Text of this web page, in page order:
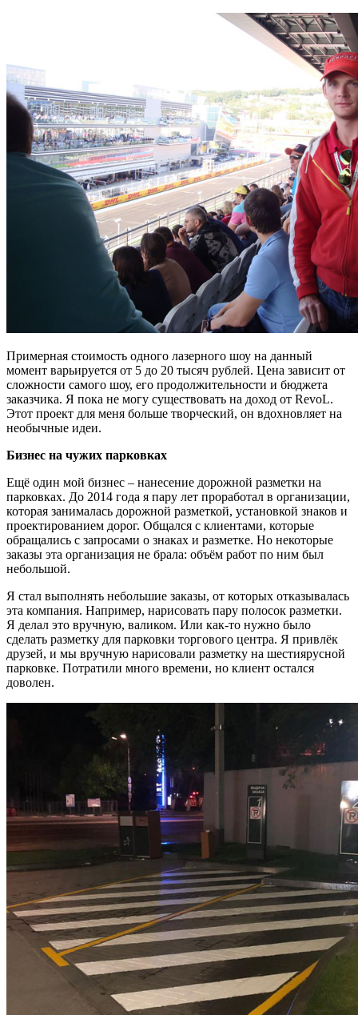
Примерная стоимость одного лазерного шоу на данный
момент варьируется от 5 до 20 тысяч рублей. Цена зависит от
сложности самого шоу, его продолжительности и бюджета
заказчика. Я пока не могу существовать на доход от RevoL.
Этот проект для меня больше творческий, он вдохновляет на
необычные идеи.
Бизнес на чужих парковках
Ещё один мой бизнес – нанесение дорожной разметки на
парковках. До 2014 года я пару лет проработал в организации,
которая занималась дорожной разметкой, установкой знаков и
проектированием дорог. Общался с клиентами, которые
обращались с запросами о знаках и разметке. Но некоторые
заказы эта организация не брала: объём работ по ним был
небольшой.
Я стал выполнять небольшие заказы, от которых отказывалась
эта компания. Например, нарисовать пару полосок разметки.
Я делал это вручную, валиком. Или как-то нужно было
сделать разметку для парковки торгового центра. Я привлёк
друзей, и мы вручную нарисовали разметку на шестиярусной
парковке. Потратили много времени, но клиент остался
доволен.